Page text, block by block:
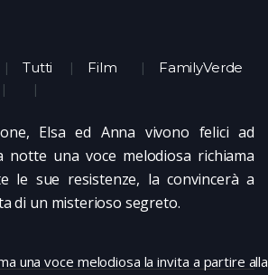
Tutti Film
FamilyVerde
Elsa ed Anna vivono felici ad
notte una voce melodiosa richiama
le sue resistenze, la convincerà a
di un misterioso segreto.
una voce melodiosa la invita a partire alla